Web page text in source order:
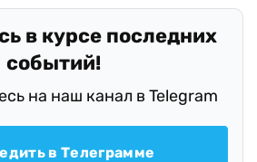
в курсе последних
событий!
на наш канал в Telegram
в Телеграмме